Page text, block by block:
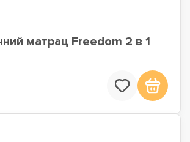
матрац Freedom 2 в 1